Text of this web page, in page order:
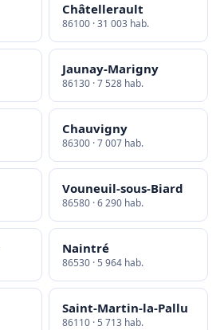
Châtellerault
86100 · 31 003 hab.
Jaunay-Marigny
86130 · 7 528 hab.
Chauvigny
86300 · 7 007 hab.
Vouneuil-sous-Biard
86580 · 6 290 hab.
Naintré
86530 · 5 964 hab.
Saint-Martin-la-Pallu
86110 · 5 713 hab.